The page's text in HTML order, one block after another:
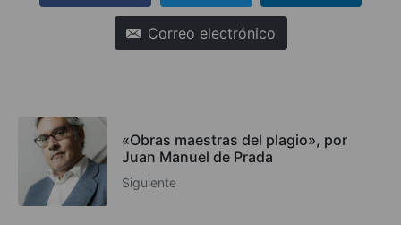
Correo electrónico
«Obras maestras del plagio», por
Juan Manuel de Prada
Siguiente